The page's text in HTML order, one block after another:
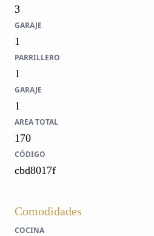
3
GARAJE
1
PARRILLERO
1
GARAJE
1
AREA TOTAL
170
CÓDIGO
cbd8017f
Comodidades
COCINA